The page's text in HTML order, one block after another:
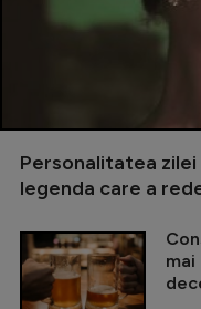
Personalitatea
legenda care a
mai